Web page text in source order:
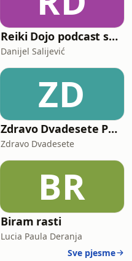
Reiki Dojo podcast show
Danijel Salijević
ZD
Zdravo Dvadesete Podkast
Zdravo Dvadesete
BR
Biram rasti
Lucia Paula Deranja
Sve pjesme